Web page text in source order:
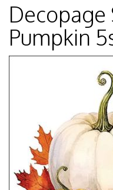
Pumpkin